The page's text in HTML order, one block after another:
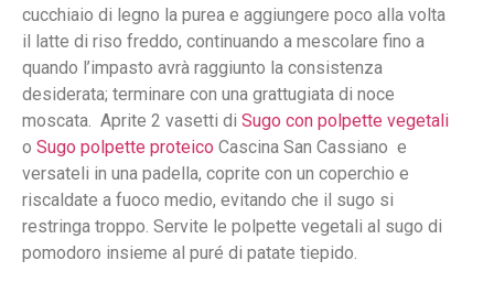
cucchiaio di legno la purea e aggiungere poco alla volta
il latte di riso freddo, continuando a mescolare fino a
quando l’impasto avrà raggiunto la consistenza
desiderata; terminare con una grattugiata di noce
moscata. Aprite 2 vasetti di Sugo con polpette vegetali
o Sugo polpette proteico Cascina San Cassiano e
versateli in una padella, coprite con un coperchio e
riscaldate a fuoco medio, evitando che il sugo si
restringa troppo. Servite le polpette vegetali al sugo di
pomodoro insieme al puré di patate tiepido.